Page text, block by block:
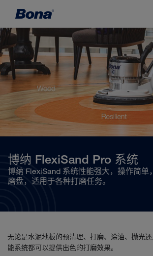
博纳 FlexiSand Pro 系统
博纳 FlexiSand 系统性能强大，操作简单
磨盘，适用于各种打磨任务。
无论是水泥地板的预清理、打磨、涂油、抛光
能系统都可以提供出色的打磨效果。